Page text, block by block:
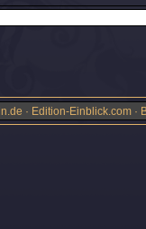
· Edition-Einblick.com ·